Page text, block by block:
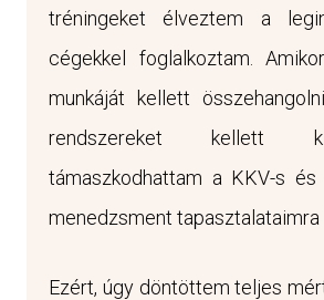
tréningeket élveztem a
cégekkel foglalkoztam.
munkáját kellett
rendszereket kellett
támaszkodhattam a KKV-s
menedzsment tapasztalataimra
Ezért, úgy döntöttem teljes